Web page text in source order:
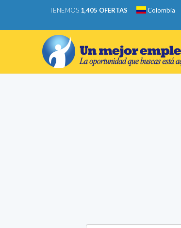
TENEMOS 1,405 OFERTAS Colombia
Categorías